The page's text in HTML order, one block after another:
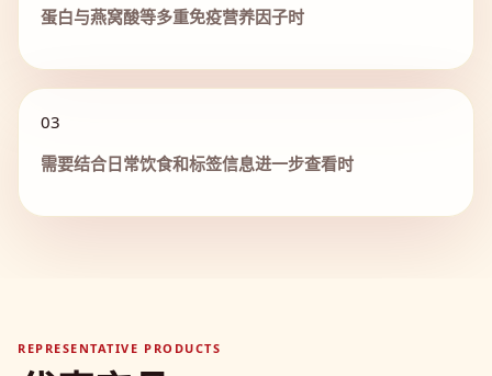
蛋白与燕窝酸等多重免疫营养因子时
03
需要结合日常饮食和标签信息进一步查看时
REPRESENTATIVE PRODUCTS